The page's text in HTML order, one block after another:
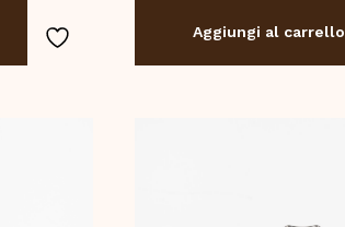
Aggiungi al carrello